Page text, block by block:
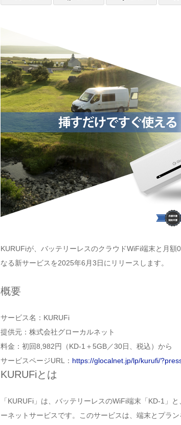
KURUFiが、バッテリーレスのクラウドWiFi端末と月
なる新サービスを2025年6月3日にリリースします。
概要
サービス名：KURUFi
提供元：株式会社グローカルネット
料金：初回8,982円（KD-1＋5GB／30日、税込）から
サービスページURL： https://glocalnet.jp/lp/kurufi/
KURUFiとは
「KURUFi」は、バッテリーレスのWiFi端末「KD-1」
ーネットサービスです。このサービスは、端末とプラ